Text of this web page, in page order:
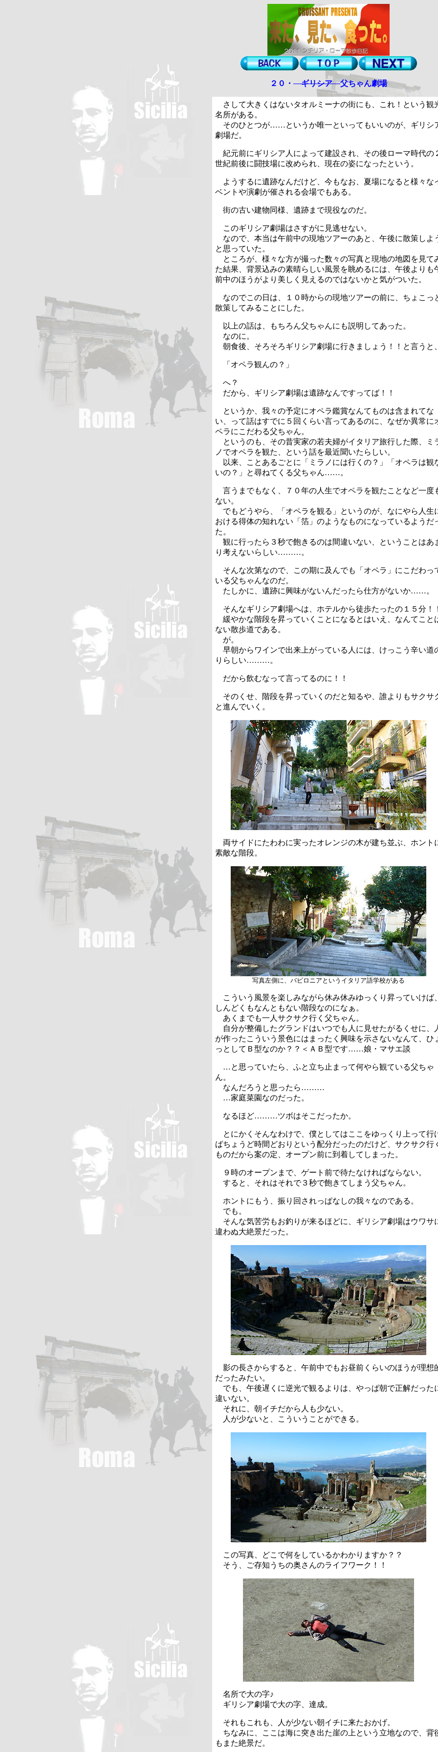
２０・ ギリシア父ちゃん劇場
さして大きくはないタオルミーナの街にも、これ！という観
名所がある。
そのひとつが……というか唯一といってもいいのが、ギリシ
劇場だ。
紀元前にギリシア人によって建設され、その後ローマ時代の
世紀前後に闘技場に改められ、現在の姿になったという。
ようするに遺跡なんだけど、今もなお、夏場になると様々な
ベントや演劇が催される会場でもある。
街の古い建物同様、遺跡まで現役なのだ。
このギリシア劇場はさすがに見逃せない。
なので、本当は午前中の現地ツアーのあと、午後に散策しよ
と思っていた。
ところが、様々な方が撮った数々の写真と現地の地図を見て
た結果、背景込みの素晴らしい風景を眺めるには、午後よりも
前中のほうがより美しく見えるのではないかと気がついた。
なのでこの日は、１０時からの現地ツアーの前に、ちょこっ
散策してみることにした。
以上の話は、もちろん父ちゃんにも説明してあった。
なのに。
朝食後、そろそろギリシア劇場に行きましょう！！と言うと
「オペラ観んの？」
へ？
だから、ギリシア劇場は遺跡なんですってば！！
というか、我々の予定にオペラ鑑賞なんてものは含まれてな
い、って話はすでに５回くらい言ってあるのに、なぜか異常に
ペラにこだわる父ちゃん。
というのも、その昔実家の若夫婦がイタリア旅行した際、ミ
ノでオペラを観た、という話を最近聞いたらしい。
以来、ことあるごとに「ミラノには行くの？」「オペラは観
いの？」と尋ねてくる父ちゃん……。
言うまでもなく、７０年の人生でオペラを観たことなど一度
ない。
でもどうやら、「オペラを観る」というのが、なにやら人生
おける得体の知れない「箔」のようなものになっているようだ
た。
観に行ったら３秒で飽きるのは間違いない、ということはあ
り考えないらしい………。
そんな次第なので、この期に及んでも「オペラ」にこだわっ
いる父ちゃんなのだ。
たしかに、遺跡に興味がないんだったら仕方がないか……。
そんなギリシア劇場へは、ホテルから徒歩たったの１５分！
緩やかな階段を昇っていくことになるとはいえ、なんてこと
ない散歩道である。
が。
早朝からワインで出来上がっている人には、けっこう辛い道
りらしい………。
だから飲むなって言ってるのに！！
そのくせ、階段を昇っていくのだと知るや、誰よりもサクサ
と進んでいく。
両サイドにたわわに実ったオレンジの木が建ち並ぶ、ホント
素敵な階段。
写真左側に、バビロニアというイタリア語学校がある
こういう風景を楽しみながら休み休みゆっくり昇っていけば
しんどくもなんともない階段なのになぁ。
あくまでも一人サクサク行く父ちゃん。
自分が整備したグランドはいつでも人に見せたがるくせに、
が作ったこういう景色にはまったく興味を示さないなんて、ひ
っとしてＢ型なのか？？＜ＡＢ型です……娘・マサエ談
…と思っていたら、ふと立ち止まって何やら観ている父ちゃ
ん。
なんだろうと思ったら………
…家庭菜園なのだった。
なるほど………ツボはそこだったか。
とにかくそんなわけで、僕としてはここをゆっくり上って行
ばちょうど時間どおりという配分だったのだけど、サクサク行
ものだから案の定、オープン前に到着してしまった。
９時のオープンまで、ゲート前で待たなければならない。
すると、それはそれで３秒で飽きてしまう父ちゃん。
ホントにもう、振り回されっぱなしの我々なのである。
でも。
そんな気苦労もお釣りが来るほどに、ギリシア劇場はウワサ
違わぬ大絶景だった。
影の長さからすると、午前中でもお昼前くらいのほうが理想
だったみたい。
でも、午後遅くに逆光で観るよりは、やっぱ朝で正解だった
違いない。
それに、朝イチだから人も少ない。
人が少ないと、こういうことができる。
この写真、どこで何をしているかわかりますか？？
そう、ご存知うちの奥さんのライフワーク！！
名所で大の字♪
ギリシア劇場で大の字、達成。
それもこれも、人が少ない朝イチに来たおかげ。
ちなみに、ここは海に突き出た崖の上という立地なので、背
もまた絶景だ。